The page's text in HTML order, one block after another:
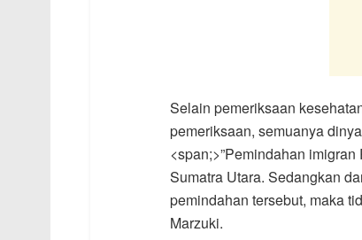
Selain pemeriksaan
pemeriksaan, semuanya
<span;>”Pemindahan
Sumatra Utara. Sedangkan
pemindahan tersebut, maka
Marzuki.